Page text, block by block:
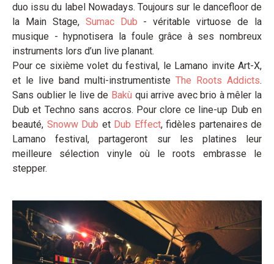
duo issu du label Nowadays. Toujours sur le dancefloor de
la Main Stage, Sumac Dub - véritable virtuose de la
musique - hypnotisera la foule grâce à ses nombreux
instruments lors d’un live planant.
Pour ce sixième volet du festival, le Lamano invite Art-X,
et le live band multi-instrumentiste The Roots Addicts.
Sans oublier le live de Bakù qui arrive avec brio à mêler la
Dub et Techno sans accros. Pour clore ce line-up Dub en
beauté, Snoww Dub et Dub Effect, fidèles partenaires de
Lamano festival, partageront sur les platines leur
meilleure sélection vinyle où le roots embrasse le
stepper.